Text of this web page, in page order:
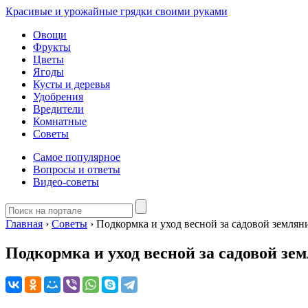
Красивые и урожайные грядки своими руками
Овощи
Фрукты
Цветы
Ягоды
Кусты и деревья
Удобрения
Вредители
Комнатные
Советы
Самое популярное
Вопросы и ответы
Видео-советы
Главная › Советы › Подкормка и уход весной за садовой
Подкормка и уход весной за садовой